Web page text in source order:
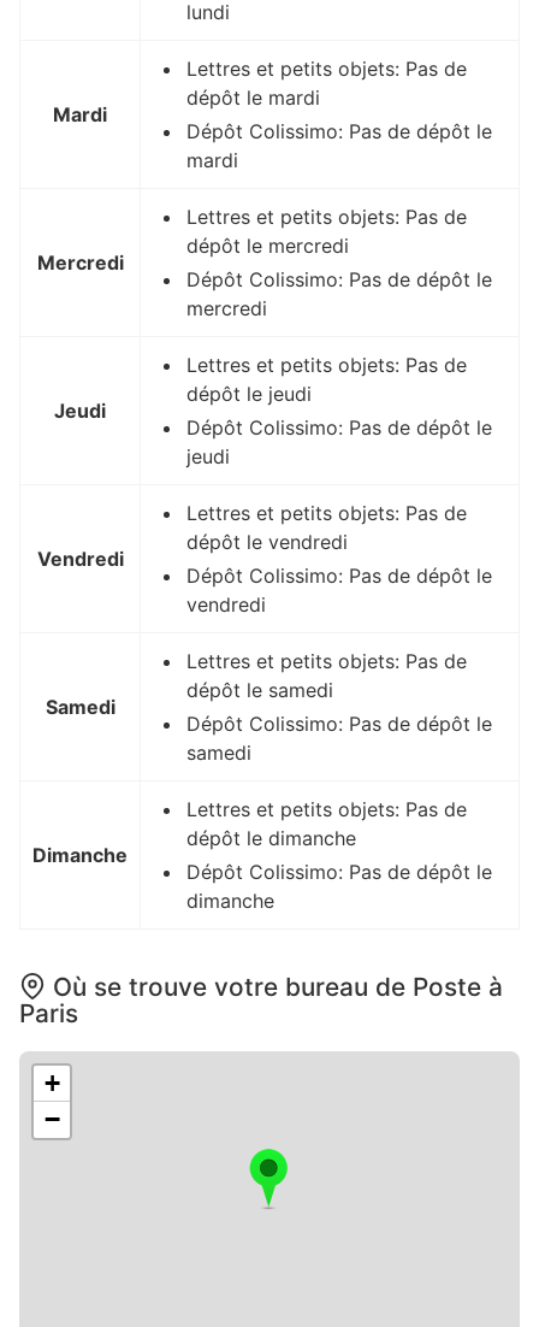
lundi
Mardi
Lettres et petits objets: Pas de
dépôt le mardi
Dépôt Colissimo: Pas de dépôt le
mardi
Mercredi
Lettres et petits objets: Pas de
dépôt le mercredi
Dépôt Colissimo: Pas de dépôt le
mercredi
Jeudi
Lettres et petits objets: Pas de
dépôt le jeudi
Dépôt Colissimo: Pas de dépôt le
jeudi
Vendredi
Lettres et petits objets: Pas de
dépôt le vendredi
Dépôt Colissimo: Pas de dépôt le
vendredi
Samedi
Lettres et petits objets: Pas de
dépôt le samedi
Dépôt Colissimo: Pas de dépôt le
samedi
Dimanche
Lettres et petits objets: Pas de
dépôt le dimanche
Dépôt Colissimo: Pas de dépôt le
dimanche
Où se trouve votre bureau de Poste à
Paris
+
−